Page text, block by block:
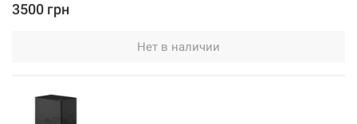
3500 грн
Нет в наличии